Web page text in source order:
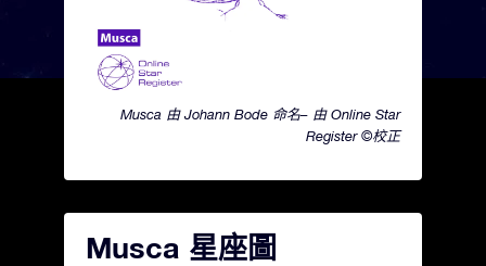
Musca 由 Johann Bode 命名– 由 Online Star
Register ©校正
Musca 星座圖